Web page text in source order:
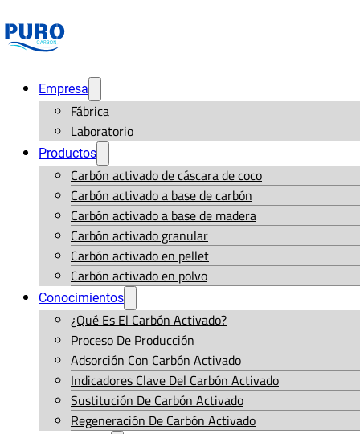
Empresa
Fábrica
Laboratorio
Productos
Carbón activado de cáscara de coco
Carbón activado a base de carbón
Carbón activado a base de madera
Carbón activado granular
Carbón activado en pellet
Carbón activado en polvo
Conocimientos
¿Qué Es El Carbón Activado?
Proceso De Producción
Adsorción Con Carbón Activado
Indicadores Clave Del Carbón Activado
Sustitución De Carbón Activado
Regeneración De Carbón Activado